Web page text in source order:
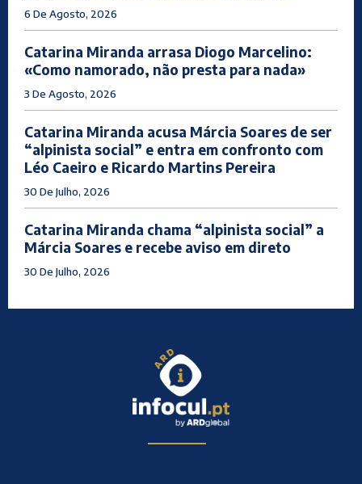
6 De Agosto, 2026
Catarina Miranda arrasa Diogo Marcelino:
«Como namorado, não presta para nada»
3 De Agosto, 2026
Catarina Miranda acusa Márcia Soares de ser
“alpinista social” e entra em confronto com
Léo Caeiro e Ricardo Martins Pereira
30 De Julho, 2026
Catarina Miranda chama “alpinista social” a
Márcia Soares e recebe aviso em direto
30 De Julho, 2026